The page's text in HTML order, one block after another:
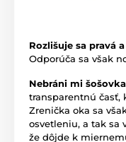
Rozlišuje sa pravá
Odporúča sa však
Nebráni mi
transparentnú časť,
Zrenička oka sa
osvetleniu, a tak sa
že dôjde k